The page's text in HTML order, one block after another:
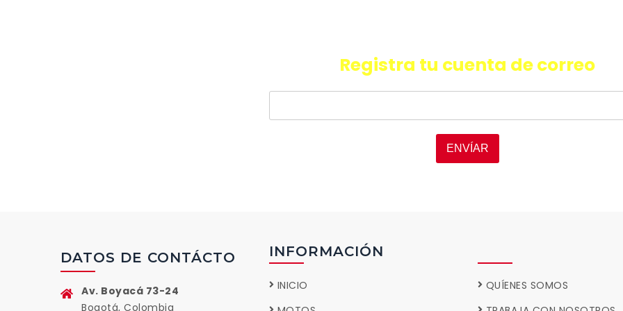
Registra tu cuenta de correo
ENVÍAR
DATOS DE CONTÁCTO
Av. Boyacá 73-24
Bogotá, Colombia
INFORMACIÓN
INICIO
QUÍENES SOMOS